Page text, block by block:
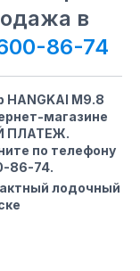
в
86-74
M9.8
магазине
ПЛАТЕЖ.
по телефону
86-74.
лодочный